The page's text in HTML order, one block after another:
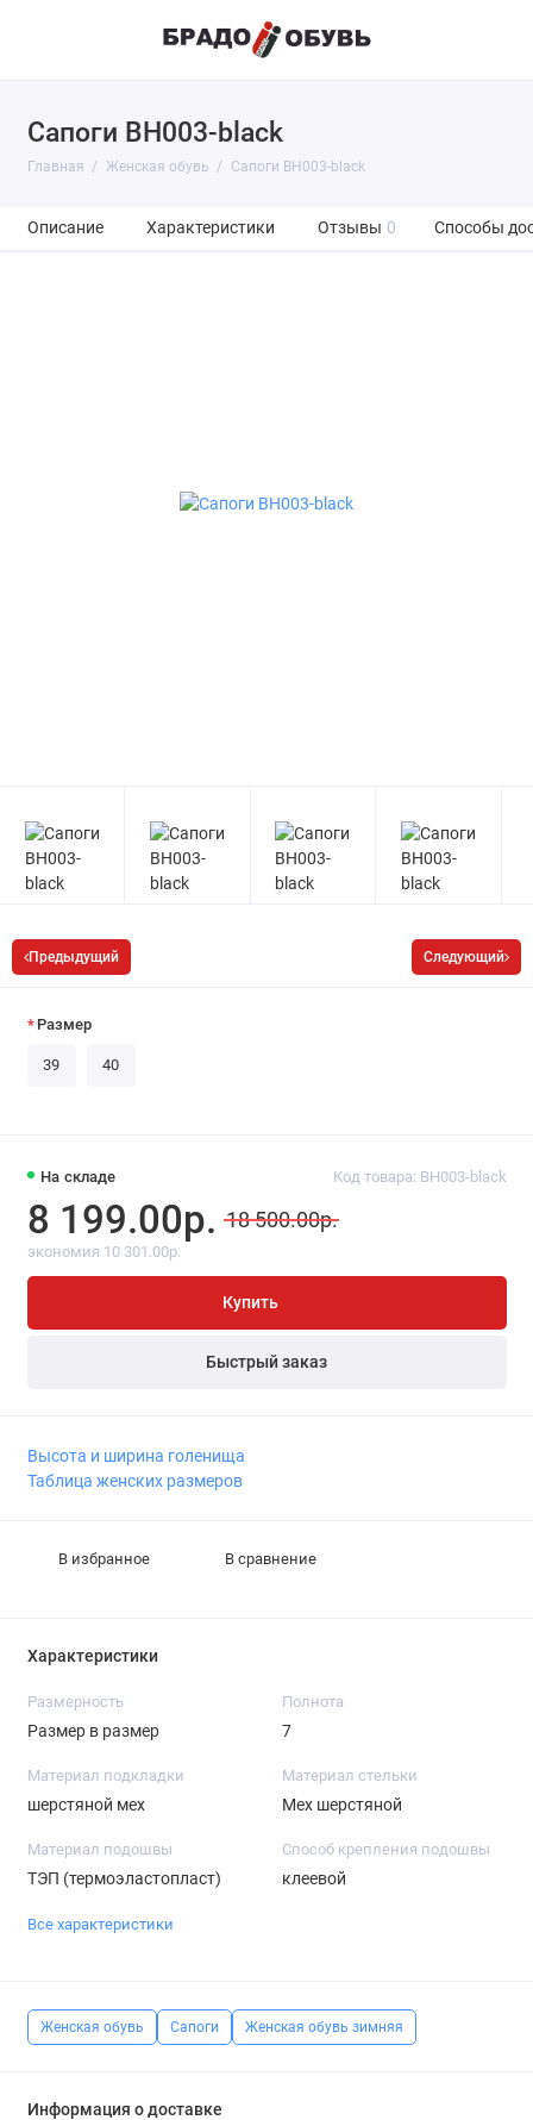
Сапоги BH003-black
Главная Женская обувь Сапоги BH003-black
Описание Характеристики Отзывы 0 Способы
Предыдущий Следующий
На складе Код товара: BH003-black
8 199.00р. 18 500.00р.
экономия 10 301.00р.
Купить
Быстрый заказ
В избранное В сравнение
Высота и ширина голенища
Таблица женских размеров
Размер
39 40
Характеристики
Размерность
Размер в размер
Полнота
7
Материал подкладки
шерстяной мех
Материал стельки
Мех шерстяной
Материал подошвы
ТЭП (термоэластопласт)
Способ крепления подошвы
клеевой
Все характеристики
Женская обувь Сапоги Женская обувь зимняя
Информация о доставке